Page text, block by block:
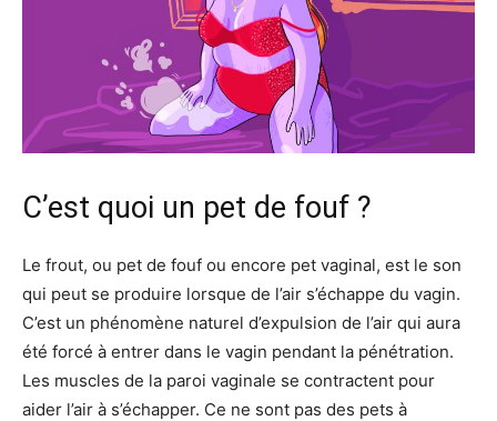
C’est quoi un pet de fouf ?
Le frout, ou pet de fouf ou encore pet vaginal, est le son
qui peut se produire lorsque de l’air s’échappe du vagin.
C’est un phénomène naturel d’expulsion de l’air qui aura
été forcé à entrer dans le vagin pendant la pénétration.
Les muscles de la paroi vaginale se contractent pour
aider l’air à s’échapper. Ce ne sont pas des pets à